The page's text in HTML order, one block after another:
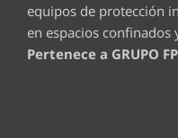
equipos de protección
en espacios confinados
Pertenece a GRUPO